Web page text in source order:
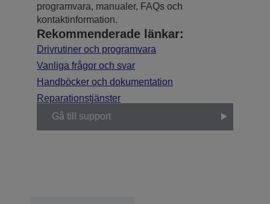
programvara, manualer, FAQs och
kontaktinformation.
Rekommenderade länkar:
Drivrutiner och programvara
Vanliga frågor och svar
Handböcker och dokumentation
Reparationstjänster
Gå till support